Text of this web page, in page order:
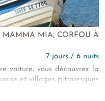
MAMMA MIA, CORFOU À
7 jours / 6 nuits
voiture, vous découvrez la
et villages pittoresques